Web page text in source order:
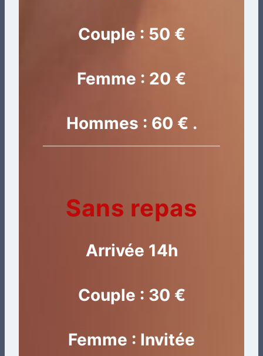
Couple : 50 €
Femme : 20 €
Hommes : 60 € .
Sans repas
Arrivée 14h
Couple : 30 €
Femme : Invitée